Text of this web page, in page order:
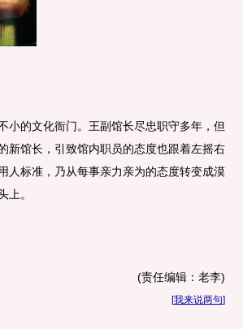
的文化衙门。王副馆长尽忠职守多年，但
新馆长，引致馆内职员的态度也跟着左摇右
人标准，乃从每事亲力亲为的态度转变成漠
上。
(责任编辑：老李)
[我来说两句]